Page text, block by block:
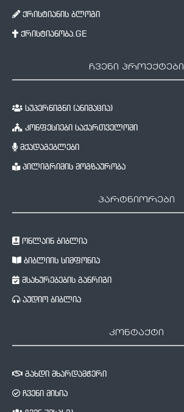
ქრისტიანის ბლოგი
ქრისტიანობა.GE
ჩვენი პროექტები
სუპერწიგნი (ანიმაცია)
კონფესიები საქართველოში
მქადაგებლები
პილიგრიმის მოგზაურობა
პარტნიორები
ონლაინ ბიბლია
ბიბლიის სიმფონია
მსახურებების განრიგი
აუდიო ბიბლია
კონტაქტი
გახდი მხარდამჭერი
ჩვენი მისია